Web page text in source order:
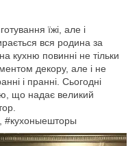
їжі, але і
вся родина за
кухню повинні не тільки
декору, але і не
і пранні. Сьогодні
що надає великий
#кухоныешторы